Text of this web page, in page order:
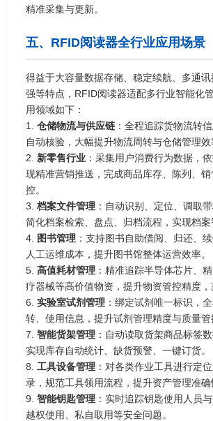
精准采集与更新。
五、RFID阅读器全行业应用场景
得益于大容量数据存储、稳定续航、多通
强等特点，RFID阅读器适配多行业智能化
用领域如下：
1. 仓储物流与供应链 ：全程追踪货物流转
自动核验，大幅提升物流周转与仓储管理效
2. 新零售行业 ：采集用户消费行为数据，
现精准营销推送，完成商品库存、陈列、
控。
3. 档案文件管理 ：自动识别、定位、调取
简化档案检索、盘点、归档流程，实现档案
4.
图书管理 ：支持图书自助借阅、归还、
人工运维成本，提升图书馆整体运营效率。
5. 高值耗材管理 ：精准追踪半导体芯片、
疗器械等高价值物资，提升物资管控精度，
6. 实验室试剂管理 ：绑定试剂唯一标识，
转、使用信息，提升试剂管理精度与质量管
7. 智能货架管理 ：自动读取货架商品标签
实现库存自动统计、缺货预警、一键订货。
8. 工具设备管理 ：对各类作业工具进行定
录，规范工具领用流程，提升资产管理准确
9. 智能钥匙管理 ：实时追踪钥匙使用人员
越权使用、私自取用等安全问题。